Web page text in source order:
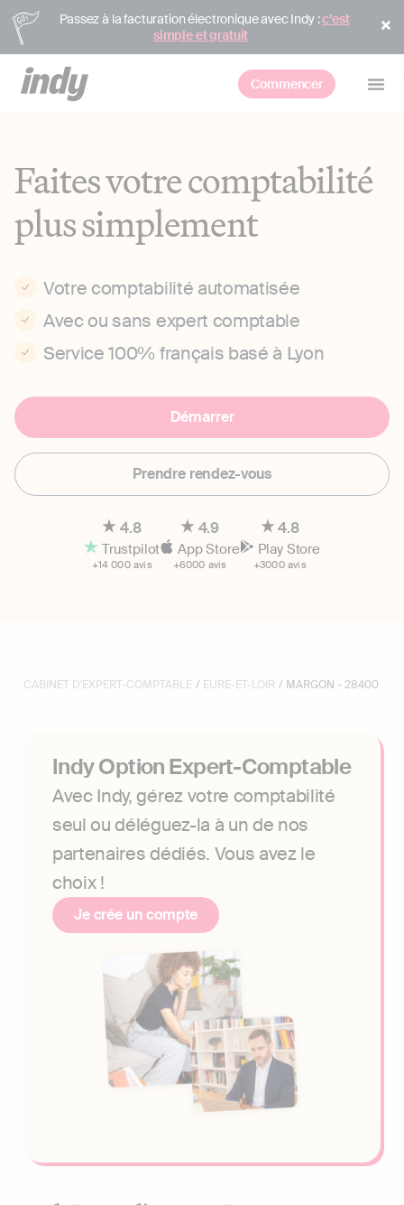
Passez à la facturation électronique avec Indy :c’est
simple et gratuit
Commencer
Faites votre comptabilité
plus simplement
Votre comptabilité automatisée
Avec ou sans expert comptable
Service 100% français basé à Lyon
Démarrer
Prendre rendez-vous
4.8
Trustpilot
+14 000 avis
4.9
App Store
+6000 avis
4.8
Play Store
+3000 avis
CABINET D'EXPERT-COMPTABLE / EURE-ET-LOIR / MARGON - 28400
Indy Option Expert-Comptable
Avec Indy, gérez votre comptabilité
seul ou déléguez-la à un de nos
partenaires dédiés. Vous avez le
choix !
Je crée un compte